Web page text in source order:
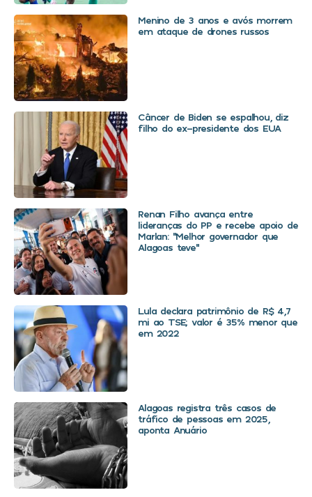
Menino de 3 anos e avós morrem
em ataque de drones russos
Câncer de Biden se espalhou, diz
filho do ex-presidente dos EUA
Renan Filho avança entre
lideranças do PP e recebe apoio de
Marlan: “Melhor governador que
Alagoas teve”
Lula declara patrimônio de R$ 4,7
mi ao TSE; valor é 35% menor que
em 2022
Alagoas registra três casos de
tráfico de pessoas em 2025,
aponta Anuário